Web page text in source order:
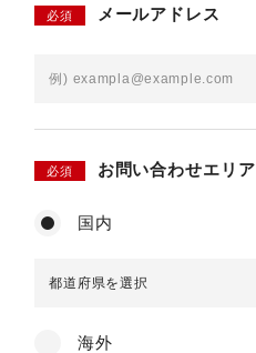
必須 メールアドレス
必須 お問い合わせエリア
国内
海外